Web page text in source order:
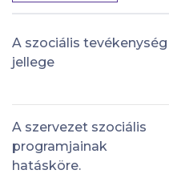
A szociális tevékenység
jellege
A szervezet szociális
programjainak
hatásköre.